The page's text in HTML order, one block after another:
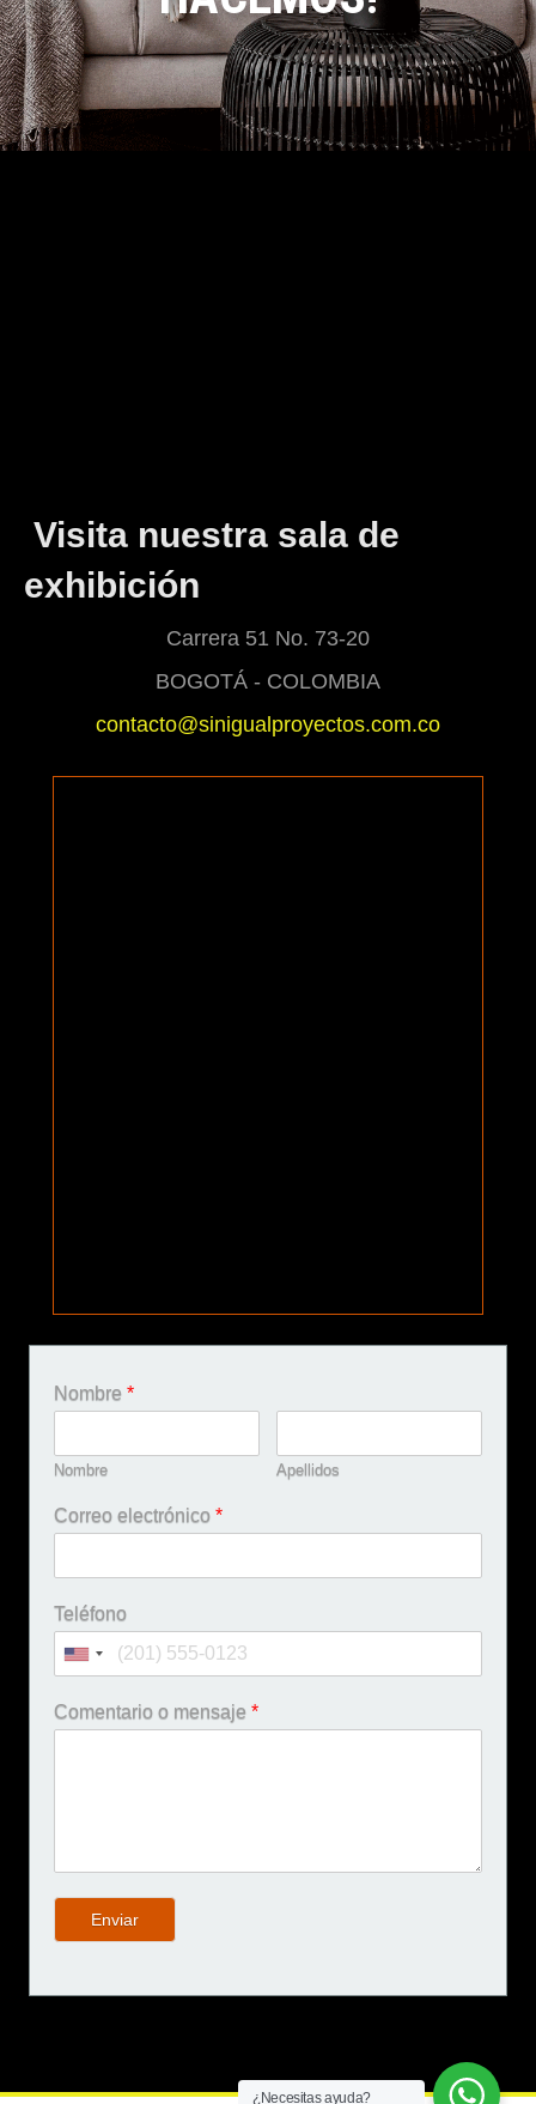
Visita nuestra sala de
exhibición
Carrera 51 No. 73-20
BOGOTÁ - COLOMBIA
contacto@sinigualproyectos.com.co
Nombre *
Nombre Apellidos
Correo electrónico *
Teléfono
Comentario o mensaje *
Enviar
¿Necesitas ayuda?